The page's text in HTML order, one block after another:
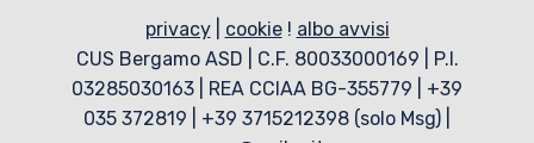
privacy| cookie! albo avvisi
CUS Bergamo ASD | C.F. 80033000169 | P.I.
03285030163 | REA CCIAA BG-355779 | +39
035 372819 | +39 3715212398 (solo Msg) |